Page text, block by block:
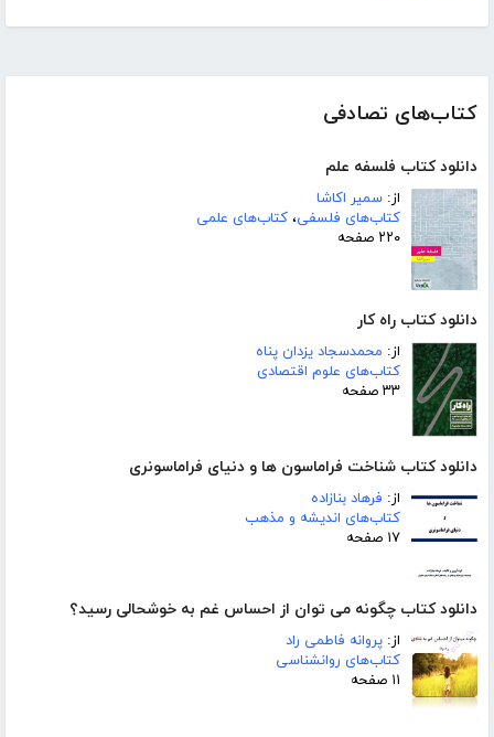
کتاب‌های تصادفی
دانلود کتاب فلسفه علم
از: سمیر اکاشا
کتاب‌های فلسفی، کتاب‌های علمی
۲۲۰ صفحه
دانلود کتاب راه کار
از: محمدسجاد یزدان پناه
کتاب‌های علوم اقتصادی
۳۳ صفحه
دانلود کتاب شناخت فراماسون ها و دنیای فراماسونری
از: فرهاد بنازاده
کتاب‌های اندیشه و مذهب
۱۷ صفحه
دانلود کتاب چگونه می توان از احساس غم به خوشحالی رسید؟
از: پروانه فاطمی راد
کتاب‌های روانشناسی
۱۱ صفحه